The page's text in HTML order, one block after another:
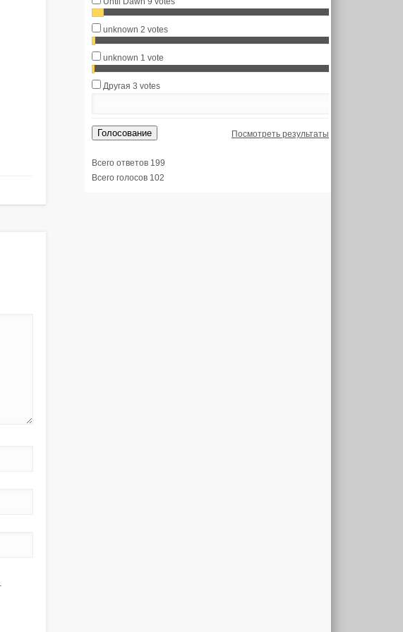
unknown 2 votes
unknown 1 vote
Другая 3 votes
Голосование Посмотреть результаты
Всего ответов 199
Всего голосов 102